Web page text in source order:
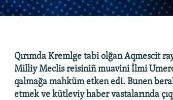
Qırımda Kremlge tabi olğan Aqmescit
Milliy Meclis reisiniñ muavini İlmi
qalmağa mahküm etken edi. Bunen
etmek ve kütleviy haber vastalarında